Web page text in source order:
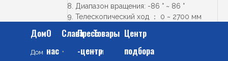
Диапазон вращения: -86 ° ~ 86 °
Телескопический ход ： 0 ~ 2700 мм
1170 мм
Давление системы: 0 ~ 16 МПа
Дом
Дом
О
нас
Слава
Отрасли
Пресс
-центр
Товары Центр
подбора